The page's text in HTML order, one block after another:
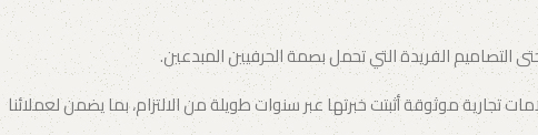
التصاميم الفريدة التي تحمل بصمة الحرفيين المبدعين.
موثوقة أثبتت خبرتها عبر سنوات طويلة من الالتزام، بما يضمن لعملائنا